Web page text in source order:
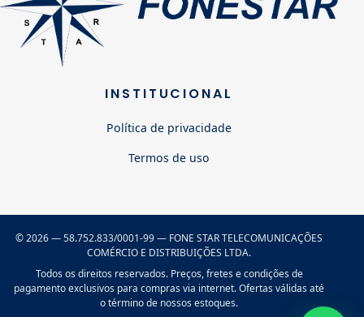
INSTITUCIONAL
Política de privacidade
Termos de uso
© 2026 — 58.752.833/0001-99 — FONE STAR TELECOMUNICAÇÕES
COMÉRCIO E DISTRIBUIÇÕES LTDA.
Todos os direitos reservados. Preços, fretes e condições de
pagamento exclusivos para compras via internet. Ofertas válidas até
o término de nossos estoques.